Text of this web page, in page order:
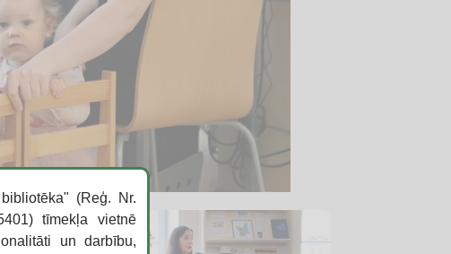
(Reģ. Nr.
tīmekļa vietnē
un darbību,